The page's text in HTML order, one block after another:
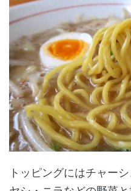
トッピングにはチャー